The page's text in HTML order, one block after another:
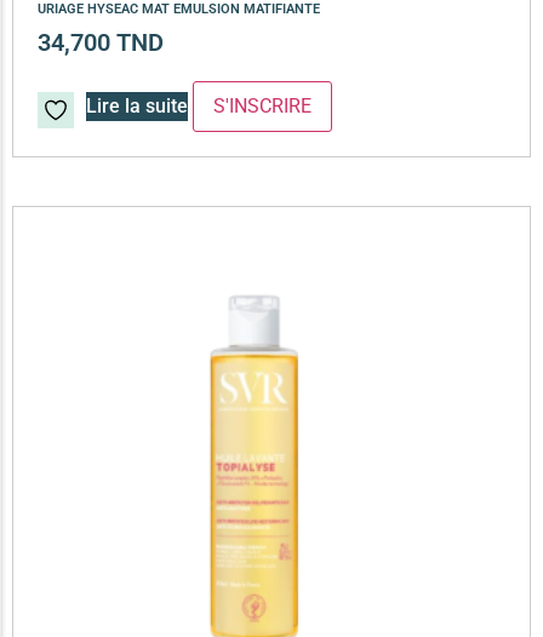
URIAGE HYSEAC MAT EMULSION MATIFIANTE
34,700 TND
Lire la suite